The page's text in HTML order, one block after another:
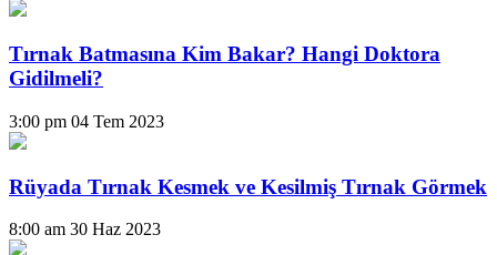
Tırnak Batmasına Kim Bakar? Hangi Doktora
Gidilmeli?
3:00 pm 04 Tem 2023
Rüyada Tırnak Kesmek ve Kesilmiş Tırnak Görmek
8:00 am 30 Haz 2023